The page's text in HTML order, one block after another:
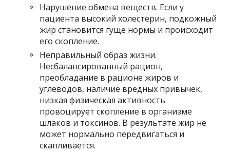
Нарушение обмена веществ. Если у
пациента высокий холестерин, подкожный
жир становится гуще нормы и происходит
его скопление.
Неправильный образ жизни.
Несбалансированный рацион,
преобладание в рационе жиров и
углеводов, наличие вредных привычек,
низкая физическая активность
провоцирует скопление в организме
шлаков и токсинов. В результате жир не
может нормально передвигаться и
скапливается.